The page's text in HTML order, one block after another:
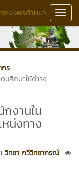
ชมงคลล้านนา
กร
มศึกษาให้ดำรง
งานใน
น่งทาง
วิทยา กวีวิทยาภรณ์